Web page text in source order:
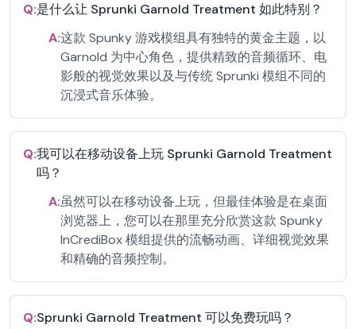
Q:是什么让 Sprunki Garnold Treatment 如此特别？
A:这款 Spunky 游戏模组具有独特的黄金主题，以
Garnold 为中心角色，提供精致的音频循环、电
影般的视觉效果以及与传统 Sprunki 模组不同的
沉浸式音乐体验。
Q:我可以在移动设备上玩 Sprunki Garnold Treatment
吗？
A:虽然可以在移动设备上玩，但最佳体验是在桌面
浏览器上，您可以在那里充分欣赏这款 Spunky
InCrediBox 模组提供的流畅动画、详细视觉效果
和精确的音频控制。
Q:Sprunki Garnold Treatment 可以免费玩吗？